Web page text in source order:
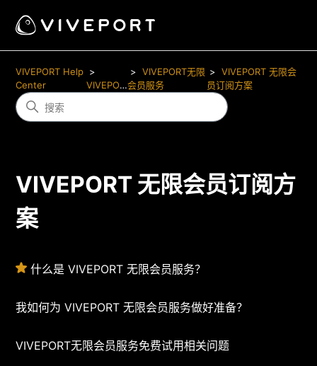
VIVEPORT Help
Center
VIVEPORT
VIVEPORT无限
会员服务
VIVEPORT 无限会
员订阅方案
VIVEPORT 无限会员订阅方
案
什么是 VIVEPORT 无限会员服务？
我如何为 VIVEPORT 无限会员服务做好准备？
VIVEPORT无限会员服务免费试用相关问题